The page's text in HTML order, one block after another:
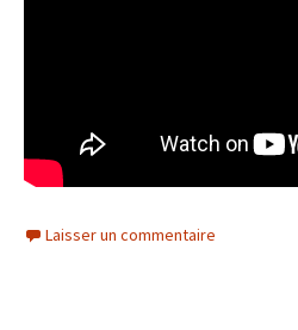
Laisser un commentaire